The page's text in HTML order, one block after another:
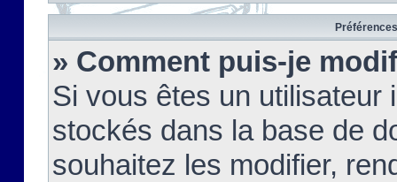
» Comment puis-je
Si vous êtes un
stockés dans la base de
souhaitez les modifier,